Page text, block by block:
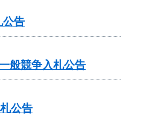
告
般競争入札公告
公告